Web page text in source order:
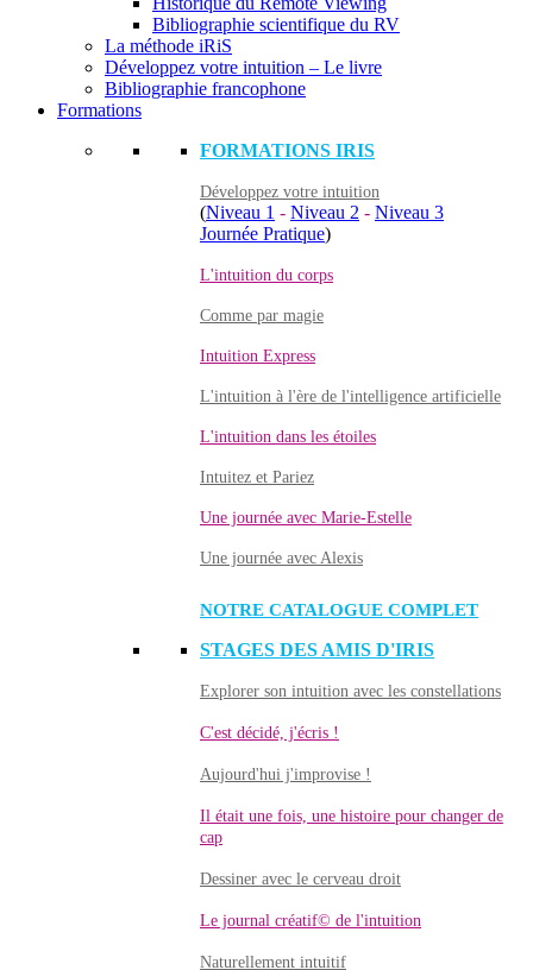
Bibliographie scientifique du RV
La méthode iRiS
Développez votre intuition – Le livre
Bibliographie francophone
Formations
FORMATIONS IRIS
Développez votre intuition
(Niveau 1 - Niveau 2 - Niveau 3
Journée Pratique)
L'intuition du corps
Comme par magie
Intuition Express
L'intuition à l'ère de l'intelligence artificielle
L'intuition dans les étoiles
Intuitez et Pariez
Une journée avec Marie-Estelle
Une journée avec Alexis
NOTRE CATALOGUE COMPLET
STAGES DES AMIS D'IRIS
Explorer son intuition avec les constellations
C'est décidé, j'écris !
Aujourd'hui j'improvise !
Il était une fois, une histoire pour changer de
cap
Dessiner avec le cerveau droit
Le journal créatif© de l'intuition
Naturellement intuitif